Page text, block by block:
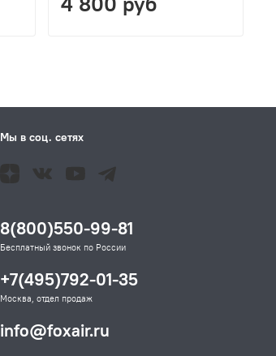
Мы в соц. сетях
8(800)550-99-81
Бесплатный звонок по России
+7(495)792-01-35
Москва, отдел продаж
info@foxair.ru